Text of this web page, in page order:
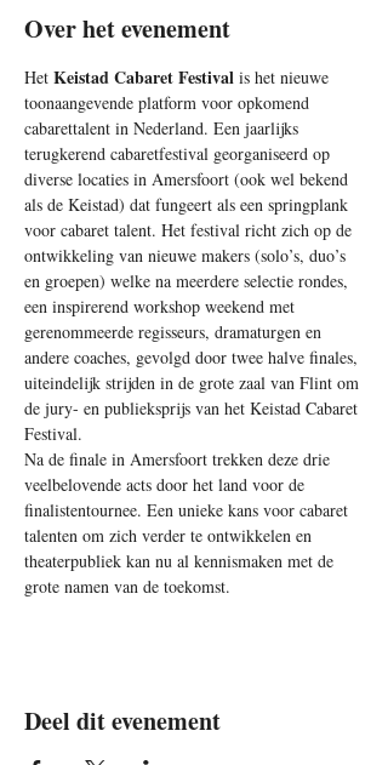
Over het evenement
Het Keistad Cabaret Festival is het nieuwe
toonaangevende platform voor opkomend
cabarettalent in Nederland. Een jaarlijks
terugkerend cabaretfestival georganiseerd op
diverse locaties in Amersfoort (ook wel bekend
als de Keistad) dat fungeert als een springplank
voor cabaret talent. Het festival richt zich op de
ontwikkeling van nieuwe makers (solo’s, duo’s
en groepen) welke na meerdere selectie rondes,
een inspirerend workshop weekend met
gerenommeerde regisseurs, dramaturgen en
andere coaches, gevolgd door twee halve finales,
uiteindelijk strijden in de grote zaal van Flint om
de jury- en publieksprijs van het Keistad Cabaret
Festival.
Na de finale in Amersfoort trekken deze drie
veelbelovende acts door het land voor de
finalistentournee. Een unieke kans voor cabaret
talenten om zich verder te ontwikkelen en
theaterpubliek kan nu al kennismaken met de
grote namen van de toekomst.
Deel dit evenement